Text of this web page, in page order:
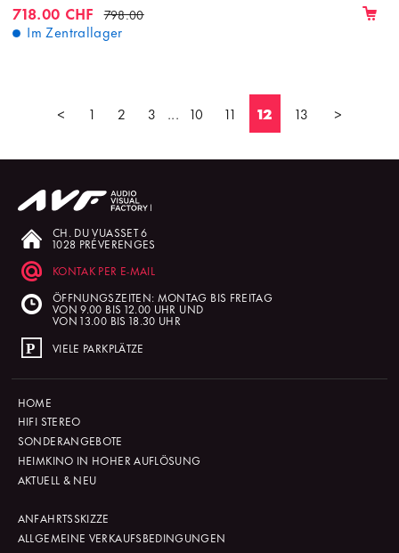
718.00 CHF 798.00
Im Zentrallager
< 1 2 3 ... 10 11 12 13 >
CH. DU VUASSET 6
1028 PRÉVERENGES
KONTAK PER E-MAIL
ÖFFNUNGSZEITEN: MONTAG BIS FREITAG
VON 9.00 BIS 12.00 UHR UND
VON 13.00 BIS 18.30 UHR
VIELE PARKPLÄTZE
HOME
HIFI STEREO
SONDERANGEBOTE
HEIMKINO IN HOHER AUFLÖSUNG
AKTUELL & NEU
ANFAHRTSSKIZZE
ALLGEMEINE VERKAUFSBEDINGUNGEN